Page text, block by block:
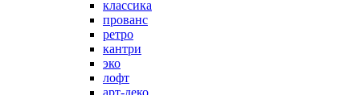
классика
прованс
ретро
кантри
эко
лофт
арт-деко